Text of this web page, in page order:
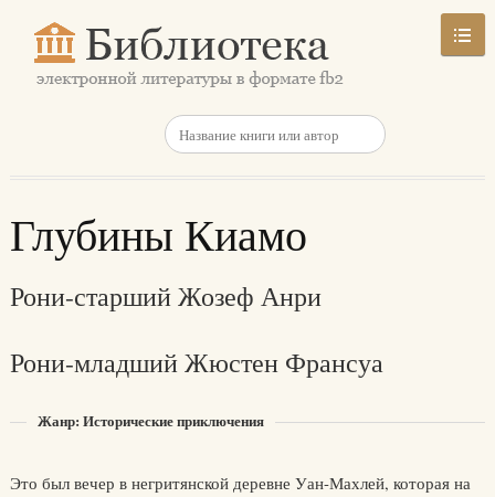
Глубины Киамо
Рони-старший Жозеф Анри
Рони-младший Жюстен Франсуа
Жанр: Исторические приключения
Это был вечер в негритянской деревне Уан-Махлей, которая на